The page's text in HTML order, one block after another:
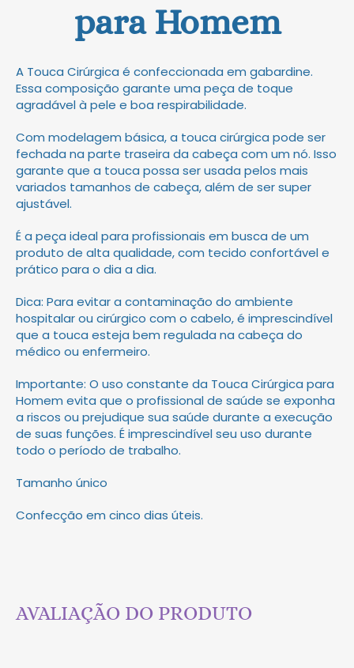
para Homem
A Touca Cirúrgica é confeccionada em gabardine.
Essa composição garante uma peça de toque
agradável à pele e boa respirabilidade.
Com modelagem básica, a touca cirúrgica pode ser
fechada na parte traseira da cabeça com um nó. Isso
garante que a touca possa ser usada pelos mais
variados tamanhos de cabeça, além de ser super
ajustável.
É a peça ideal para profissionais em busca de um
produto de alta qualidade, com tecido confortável e
prático para o dia a dia.
Dica: Para evitar a contaminação do ambiente
hospitalar ou cirúrgico com o cabelo, é imprescindível
que a touca esteja bem regulada na cabeça do
médico ou enfermeiro.
Importante: O uso constante da Touca Cirúrgica para
Homem evita que o profissional de saúde se exponha
a riscos ou prejudique sua saúde durante a execução
de suas funções. É imprescindível seu uso durante
todo o período de trabalho.
Tamanho único
Confecção em cinco dias úteis.
AVALIAÇÃO DO PRODUTO